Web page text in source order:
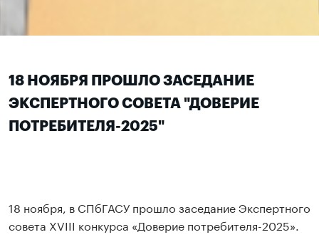
18 НОЯБРЯ ПРОШЛО ЗАСЕДАНИЕ
ЭКСПЕРТНОГО СОВЕТА "ДОВЕРИЕ
ПОТРЕБИТЕЛЯ-2025"
18 ноября, в СПбГАСУ прошло заседание Экспертного
совета XVIII конкурса «Доверие потребителя-2025».